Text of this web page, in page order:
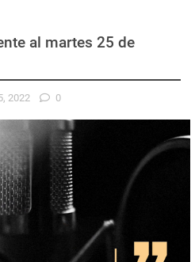
al martes 25 de
2022 0